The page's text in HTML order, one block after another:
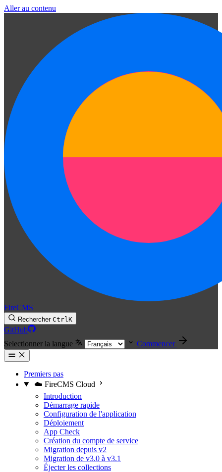
Aller au contenu
FireCMS
Rechercher CtrlK
GitHub
Selectionner la langue
Commencer
Premiers pas
☁️ FireCMS Cloud
Introduction
Démarrage rapide
Configuration de l'application
Déploiement
App Check
Création du compte de service
Migration depuis v2
Migration de v3.0 à v3.1
Éjecter les collections